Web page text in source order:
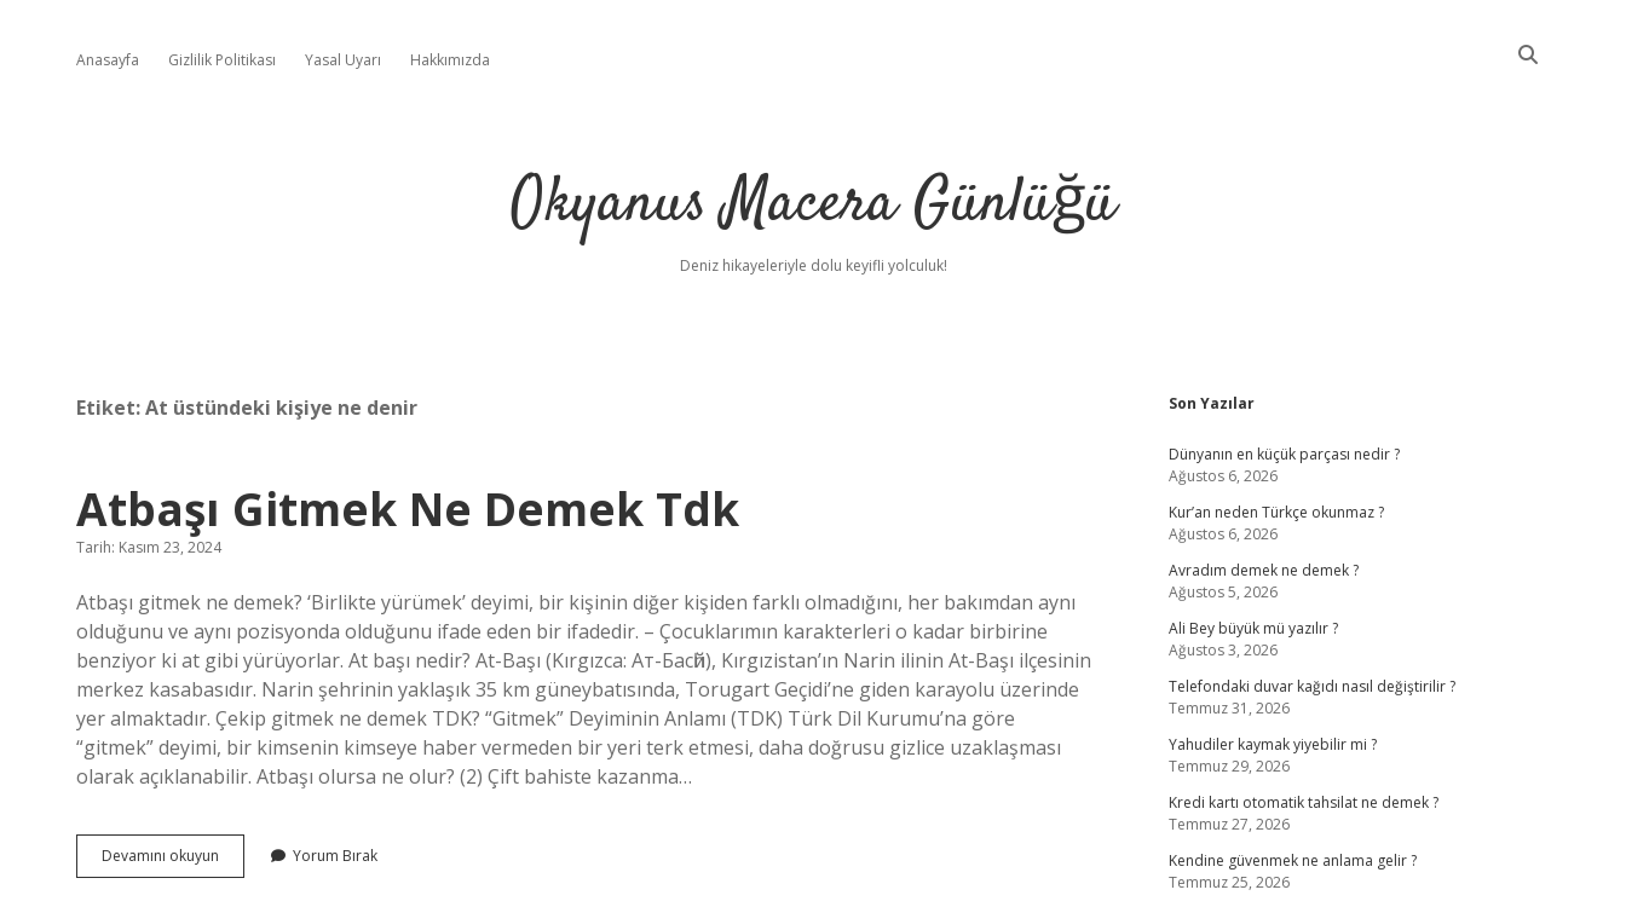
Anasayfa Gizlilik Politikası Yasal Uyarı Hakkımızda
Okyanus Macera Günlüğü
Deniz hikayeleriyle dolu keyifli yolculuk!
Etiket:At üstündeki kişiye ne denir
Atbaşı Gitmek Ne Demek Tdk
Tarih: Kasım 23, 2024
Atbaşı gitmek ne demek? ‘Birlikte yürümek’ deyimi, bir kişinin diğer kişiden farklı olmadığını, her bakımdan aynı
olduğunu ve aynı pozisyonda olduğunu ifade eden bir ifadedir. – Çocuklarımın karakterleri o kadar birbirine
benziyor ki at gibi yürüyorlar. At başı nedir? At-Başı (Kırgızca: Aт-Бaсһй), Kırgızistan’ın Narin ilinin At-Başı ilçesinin
merkez kasabasıdır. Narin şehrinin yaklaşık 35 km güneybatısında, Torugart Geçidi’ne giden karayolu üzerinde
yer almaktadır. Çekip gitmek ne demek TDK? “Gitmek” Deyiminin Anlamı (TDK) Türk Dil Kurumu’na göre
“gitmek” deyimi, bir kimsenin kimseye haber vermeden bir yeri terk etmesi, daha doğrusu gizlice uzaklaşması
olarak açıklanabilir. Atbaşı olursa ne olur? (2) Çift bahiste kazanma…
Devamını okuyun
Gitmek
Yorum Bırak
Sidebar
Son Yazılar
Dünyanın en küçük parçası nedir ?
Ağustos 6, 2026
Kur’an neden Türkçe okunmaz ?
Ağustos 6, 2026
Avradım demek ne demek ?
Ağustos 5, 2026
Ali Bey büyük mü yazılır ?
Ağustos 3, 2026
Telefondaki duvar kağıdı nasıl değiştirilir ?
Temmuz 31, 2026
Yahudiler kaymak yiyebilir mi ?
Temmuz 29, 2026
Kredi kartı otomatik tahsilat ne demek ?
Temmuz 27, 2026
Kendine güvenmek ne anlama gelir ?
Temmuz 25, 2026